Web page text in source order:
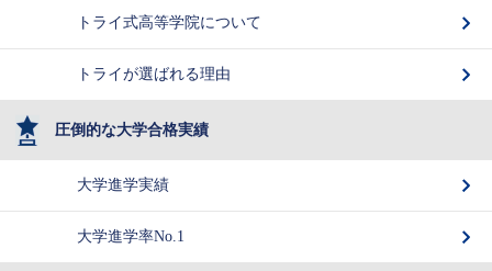
トライ式高等学院について
トライが選ばれる理由
圧倒的な大学合格実績
大学進学実績
大学進学率No.1